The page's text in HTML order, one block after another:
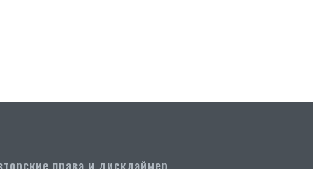
права и дисклаймер